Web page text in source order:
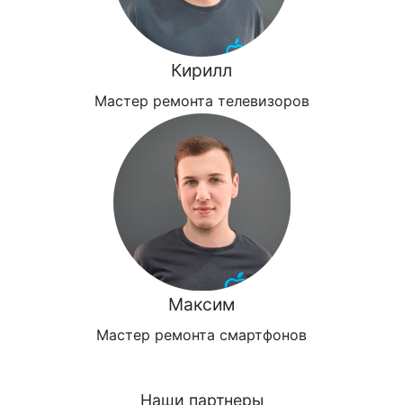
Кирилл
Мастер ремонта телевизоров
Максим
Мастер ремонта смартфонов
Наши партнеры